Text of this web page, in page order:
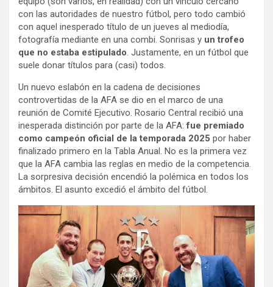
con las autoridades de nuestro fútbol, pero todo cambió
con aquel inesperado título de un jueves al mediodía,
fotografía mediante en una combi. Sonrisas y un trofeo
que no estaba estipulado. Justamente, en un fútbol que
suele donar títulos para (casi) todos.
Un nuevo eslabón en la cadena de decisiones
controvertidas de la AFA se dio en el marco de una
reunión de Comité Ejecutivo. Rosario Central recibió una
inesperada distinción por parte de la AFA:fue premiado
como campeón oficial de la temporada 2025 por haber
finalizado primero en la Tabla Anual. No es la primera vez
que la AFA cambia las reglas en medio de la competencia.
La sorpresiva decisión encendió la polémica en todos los
ámbitos. El asunto excedió el ámbito del fútbol.